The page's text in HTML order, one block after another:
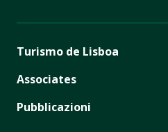
Turismo de Lisboa
Associates
Pubblicazioni